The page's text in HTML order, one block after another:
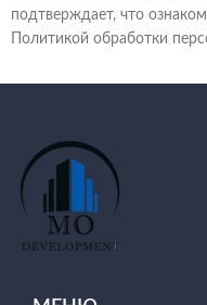
подтверждает, что
Политикой обработки